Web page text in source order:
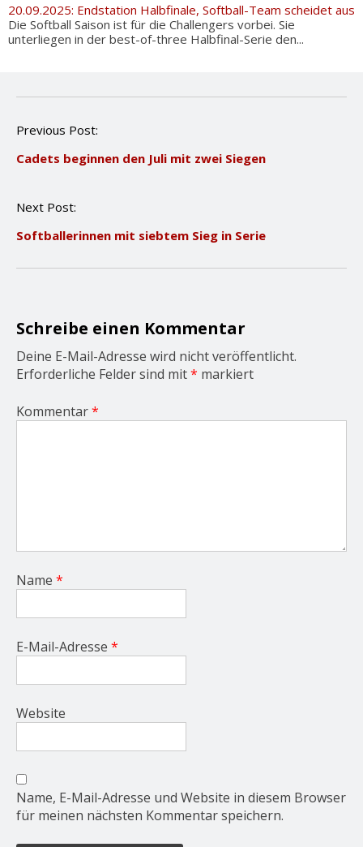
20.09.2025: Endstation Halbfinale, Softball-Team scheidet aus
Die Softball Saison ist für die Challengers vorbei. Sie
unterliegen in der best-of-three Halbfinal-Serie den...
P
s
a
i
o
Previous Post:
Cadets beginnen den Juli mit zwei Siegen
Next Post:
Softballerinnen mit siebtem Sieg in Serie
Schreibe einen Kommentar
Deine E-Mail-Adresse wird nicht veröffentlicht.
Erforderliche Felder sind mit* markiert
Kommentar*
Name *
E-Mail-Adresse *
Website
Name, E-Mail-Adresse und Website in diesem Browser
für meinen nächsten Kommentar speichern.